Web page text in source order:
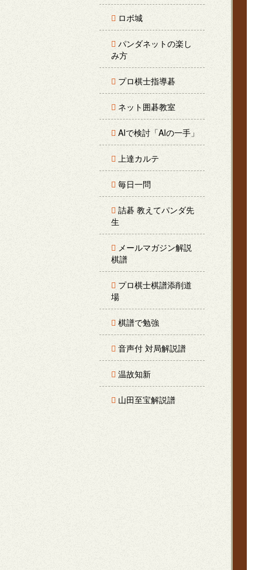
ロボ城
パンダネットの楽し
み方
プロ棋士指導碁
ネット囲碁教室
AIで検討「AIの一手」
上達カルテ
毎日一問
詰碁 教えてパンダ先
生
メールマガジン解説
棋譜
プロ棋士棋譜添削道
場
棋譜で勉強
音声付 対局解説譜
温故知新
山田至宝解説譜